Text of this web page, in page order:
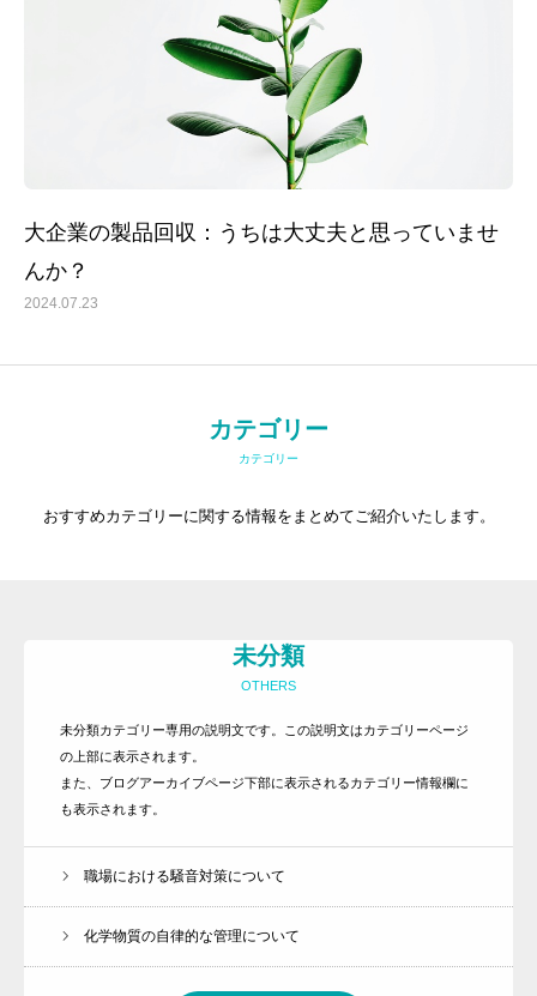
大企業の製品回収：うちは大丈夫と思っていませ
んか？
2024.07.23
カテゴリー
カテゴリー
おすすめカテゴリーに関する情報をまとめてご紹介いたします。
未分類
OTHERS
未分類カテゴリー専用の説明文です。この説明文はカテゴリーページ
の上部に表示されます。
また、ブログアーカイブページ下部に表示されるカテゴリー情報欄に
も表示されます。
職場における騒音対策について
化学物質の自律的な管理について
事務所紹介
サービス内容とお申込方法
お客様の声
ライブラリー
お問い合わせ
その他のサービス